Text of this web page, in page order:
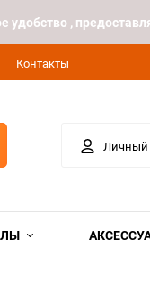
удобство ,
Контакты
Личный